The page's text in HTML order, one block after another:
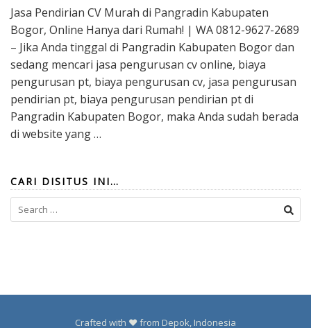
Jasa Pendirian CV Murah di Pangradin Kabupaten
Bogor, Online Hanya dari Rumah! | WA 0812-9627-2689
– Jika Anda tinggal di Pangradin Kabupaten Bogor dan
sedang mencari jasa pengurusan cv online, biaya
pengurusan pt, biaya pengurusan cv, jasa pengurusan
pendirian pt, biaya pengurusan pendirian pt di
Pangradin Kabupaten Bogor, maka Anda sudah berada
di website yang …
CARI DISITUS INI…
Search
for:
Crafted with ❤️ from Depok, Indonesia